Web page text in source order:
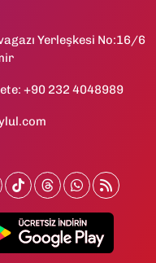
Yerleşkesi No:16/6
+90 232 4048989